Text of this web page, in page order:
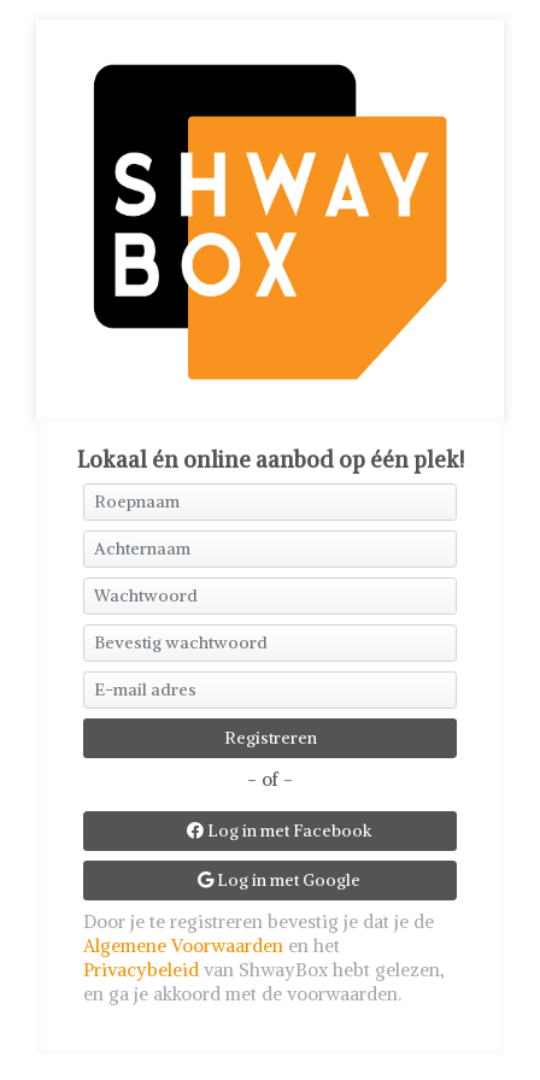
Lokaal én online aanbod op één plek!
- of -
Log in met Facebook
Log in met Google
Door je te registreren bevestig je dat je de
Algemene Voorwaarden en het
Privacybeleid van ShwayBox hebt gelezen,
en ga je akkoord met de voorwaarden.